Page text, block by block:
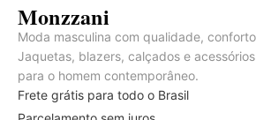
Monzzani
Moda masculina com qualidade,
Jaquetas, blazers, calçados e
para o homem contemporâneo.
Frete grátis para todo o Brasil